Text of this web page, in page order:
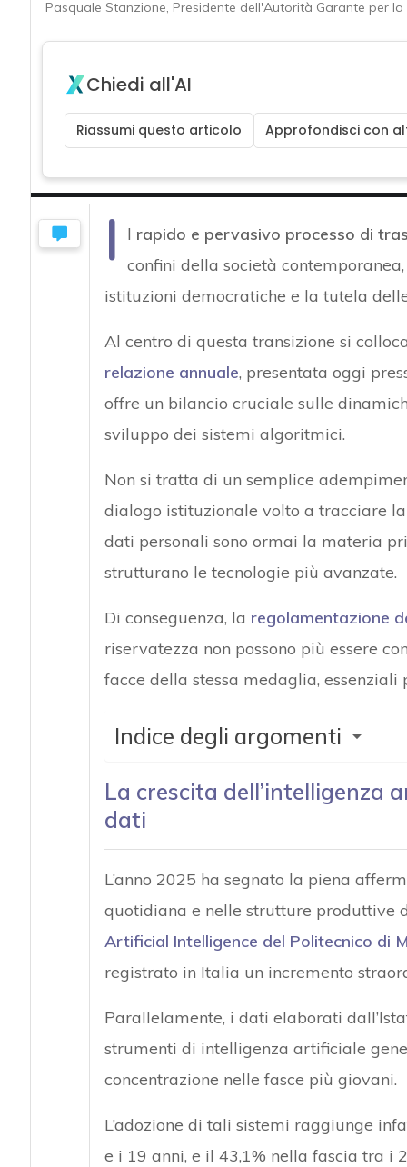
Pasquale Stanzione, Presidente dell'Autorità Garante per
Chiedi all'AI
Riassumi questo articolo Approfondisci con
I l rapido e pervasivo processo di
confini della società
istituzioni democratiche e la tutela
Al centro di questa transizione si
relazione annuale, presentata oggi
offre un bilancio cruciale sulle
sviluppo dei sistemi algoritmici.
Non si tratta di un semplice
dialogo istituzionale volto a tracciare
dati personali sono ormai la materia
strutturano le tecnologie più avanzate.
Di conseguenza, la regolamentazione
riservatezza non possono più essere
facce della stessa medaglia,
Indice degli argomenti
La crescita dell’intelligenza
dati
L’anno 2025 ha segnato la piena
quotidiana e nelle strutture produttive
Artificial Intelligence del Politecnico di
registrato in Italia un incremento
Parallelamente, i dati elaborati
strumenti di intelligenza artificiale
concentrazione nelle fasce più giovani.
L’adozione di tali sistemi raggiunge
e i 19 anni, e il 43,1% nella fascia tra i